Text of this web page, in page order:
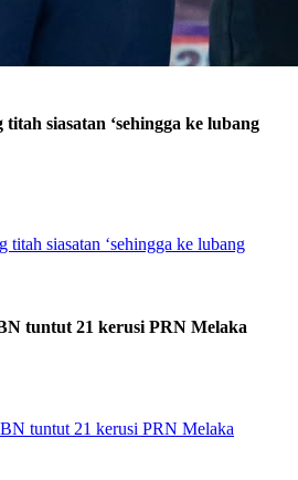
siasatan ‘sehingga ke lubang
tuntut 21 kerusi PRN Melaka